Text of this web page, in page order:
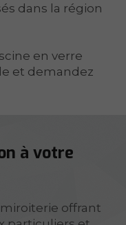
dans la région
en verre
et demandez
à votre
offrant